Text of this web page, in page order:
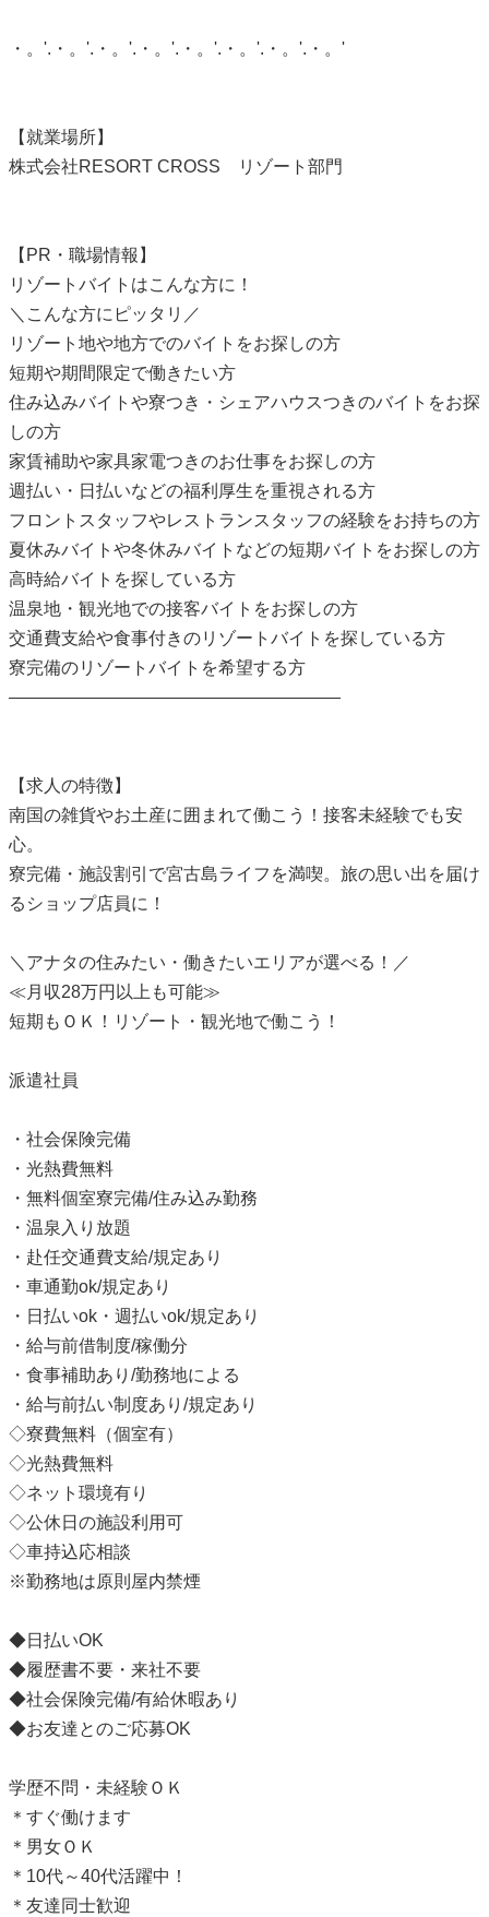
・。'.・。'.・。'.・。'.・。'.・。'.・。'.・。'
【就業場所】
株式会社RESORT CROSS リゾート部門
【PR・職場情報】
リゾートバイトはこんな方に！
＼こんな方にピッタリ／
リゾート地や地方でのバイトをお探しの方
短期や期間限定で働きたい方
住み込みバイトや寮つき・シェアハウスつきのバイトをお探
しの方
家賃補助や家具家電つきのお仕事をお探しの方
週払い・日払いなどの福利厚生を重視される方
フロントスタッフやレストランスタッフの経験をお持ちの方
夏休みバイトや冬休みバイトなどの短期バイトをお探しの方
高時給バイトを探している方
温泉地・観光地での接客バイトをお探しの方
交通費支給や食事付きのリゾートバイトを探している方
寮完備のリゾートバイトを希望する方
———————————————————
【求人の特徴】
南国の雑貨やお土産に囲まれて働こう！接客未経験でも安
心。
寮完備・施設割引で宮古島ライフを満喫。旅の思い出を届け
るショップ店員に！
＼アナタの住みたい・働きたいエリアが選べる！／
≪月収28万円以上も可能≫
短期もＯＫ！リゾート・観光地で働こう！
派遣社員
・社会保険完備
・光熱費無料
・無料個室寮完備/住み込み勤務
・温泉入り放題
・赴任交通費支給/規定あり
・車通勤ok/規定あり
・日払いok・週払いok/規定あり
・給与前借制度/稼働分
・食事補助あり/勤務地による
・給与前払い制度あり/規定あり
◇寮費無料（個室有）
◇光熱費無料
◇ネット環境有り
◇公休日の施設利用可
◇車持込応相談
※勤務地は原則屋内禁煙
◆日払いOK
◆履歴書不要・来社不要
◆社会保険完備/有給休暇あり
◆お友達とのご応募OK
学歴不問・未経験ＯＫ
＊すぐ働けます
＊男女ＯＫ
＊10代～40代活躍中！
＊友達同士歓迎